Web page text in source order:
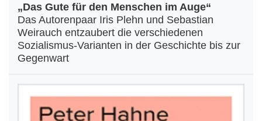
„Das Gute für den Menschen im Auge“
Das Autorenpaar Iris Plehn und Sebastian
Weirauch entzaubert die verschiedenen
Sozialismus-Varianten in der Geschichte bis zur
Gegenwart